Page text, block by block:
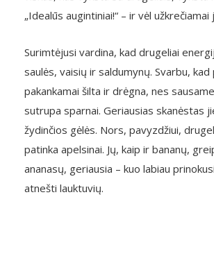
„Idealūs augintiniai!“ – ir vėl užkrečiamai
Surimtėjusi vardina, kad drugeliai
saulės, vaisių ir saldumynų. Svarbu,
pakankamai šilta ir drėgna, nes
sutrupa sparnai. Geriausias skanėstas
žydinčios gėlės. Nors, pavyzdžiui,
patinka apelsinai. Jų, kaip ir bananų,
ananasų, geriausia – kuo labiau
atnešti lauktuvių.